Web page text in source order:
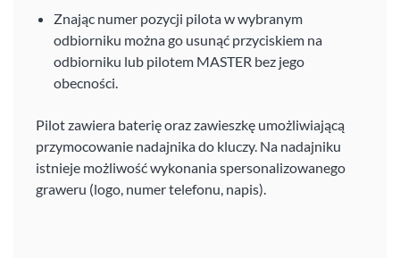
Znając numer pozycji pilota w wybranym
odbiorniku można go usunąć przyciskiem na
odbiorniku lub pilotem MASTER bez jego
obecności.
Pilot zawiera baterię oraz zawieszkę umożliwiającą
przymocowanie nadajnika do kluczy. Na nadajniku
istnieje możliwość wykonania spersonalizowanego
graweru (logo, numer telefonu, napis).